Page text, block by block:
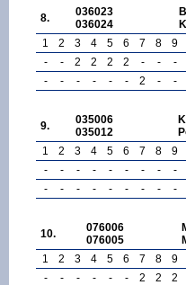
8.
036023
036024
1
2 3 4 5 6 7 8 9
-
- 2 2 2 2 - - -
-
- - - - - 2 - -
9.
035006
035012
1
2 3 4 5 6 7 8 9
-
- - - - - - - -
-
- - - - - - - -
10.
076006
076005
1
2 3 4 5 6 7 8 9
-
- - - - - 2 2 2